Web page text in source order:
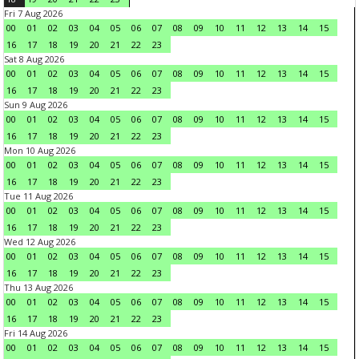
Fri 7 Aug 2026
00
01 02 03 04 05 06 07 08 09 10 11 12 13 14
15
16
17 18 19 20 21 22
23
Sat 8 Aug 2026
00
01 02 03 04 05 06 07 08 09 10 11 12 13 14
15
16
17 18 19 20 21 22
23
Sun 9 Aug 2026
00
01 02 03 04 05 06 07 08 09 10 11 12 13 14
15
16
17 18 19 20 21 22
23
Mon 10 Aug 2026
00
01 02 03 04 05 06 07 08 09 10 11 12 13 14
15
16
17 18 19 20 21 22
23
Tue 11 Aug 2026
00
01 02 03 04 05 06 07 08 09 10 11 12 13 14
15
16
17 18 19 20 21 22
23
Wed 12 Aug 2026
00
01 02 03 04 05 06 07 08 09 10 11 12 13 14
15
16
17 18 19 20 21 22
23
Thu 13 Aug 2026
00
01 02 03 04 05 06 07 08 09 10 11 12 13 14
15
16
17 18 19 20 21 22
23
Fri 14 Aug 2026
00
01 02 03 04 05 06 07 08 09 10 11 12 13 14
15